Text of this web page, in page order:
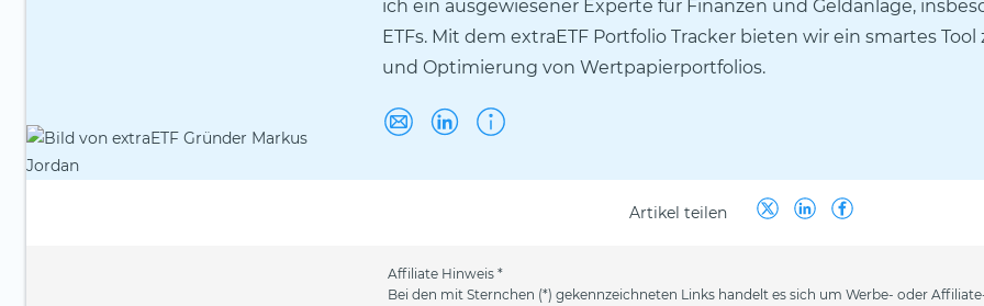
ich ein ausgewiesener Experte für Finanzen und Geldanlage,
ETFs. Mit dem extraETF Portfolio Tracker bieten wir ein smartes Tool
und Optimierung von Wertpapierportfolios.
Artikel teilen
Affiliate Hinweis *
Bei den mit Sternchen (*) gekennzeichneten Links handelt es sich um Werbe- oder